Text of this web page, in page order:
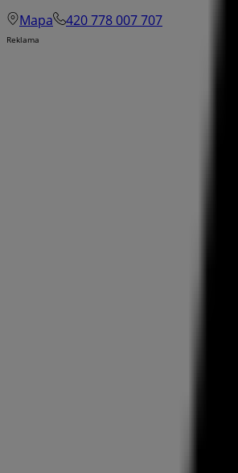
Mapa
420 778 007 707
Reklama